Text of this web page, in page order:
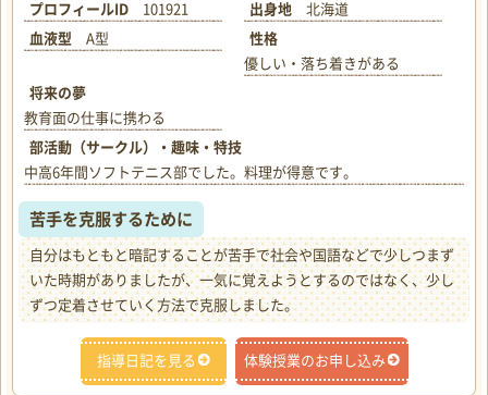
プロフィールID 101921 出身地 北海道
血液型 A型
性格
優しい・落ち着きがある
将来の夢
教育面の仕事に携わる
部活動（サークル）・趣味・特技
中高6年間ソフトテニス部でした。料理が得意です。
苦手を克服するために
自分はもともと暗記することが苦手で社会や国語などで少しつまず
いた時期がありましたが、一気に覚えようとするのではなく、少し
ずつ定着させていく方法で克服しました。
指導日記を見る 体験授業のお申し込み